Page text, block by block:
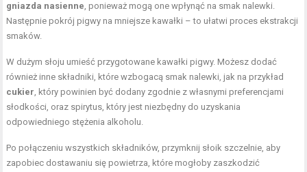
gniazda nasienne, ponieważ mogą one wpłynąć na smak nalewki.
Następnie pokrój pigwy na mniejsze kawałki – to ułatwi proces ekstrakcji
smaków.
W dużym słoju umieść przygotowane kawałki pigwy. Możesz dodać
również inne składniki, które wzbogacą smak nalewki, jak na przykład
cukier, który powinien być dodany zgodnie z własnymi preferencjami
słodkości, oraz spirytus, który jest niezbędny do uzyskania
odpowiedniego stężenia alkoholu.
Po połączeniu wszystkich składników, przymknij słoik szczelnie, aby
zapobiec dostawaniu się powietrza, które mogłoby zaszkodzić